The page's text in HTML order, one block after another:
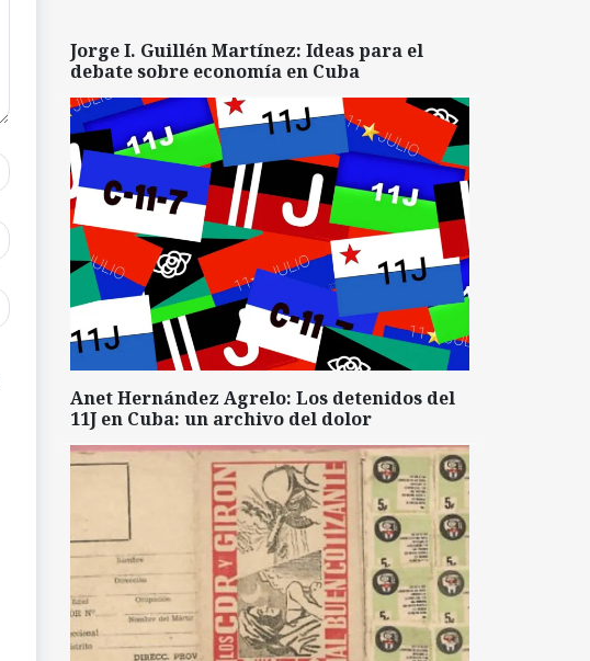
Jorge I. Guillén Martínez: Ideas para el
debate sobre economía en Cuba
Anet Hernández Agrelo: Los detenidos del
11J en Cuba: un archivo del dolor